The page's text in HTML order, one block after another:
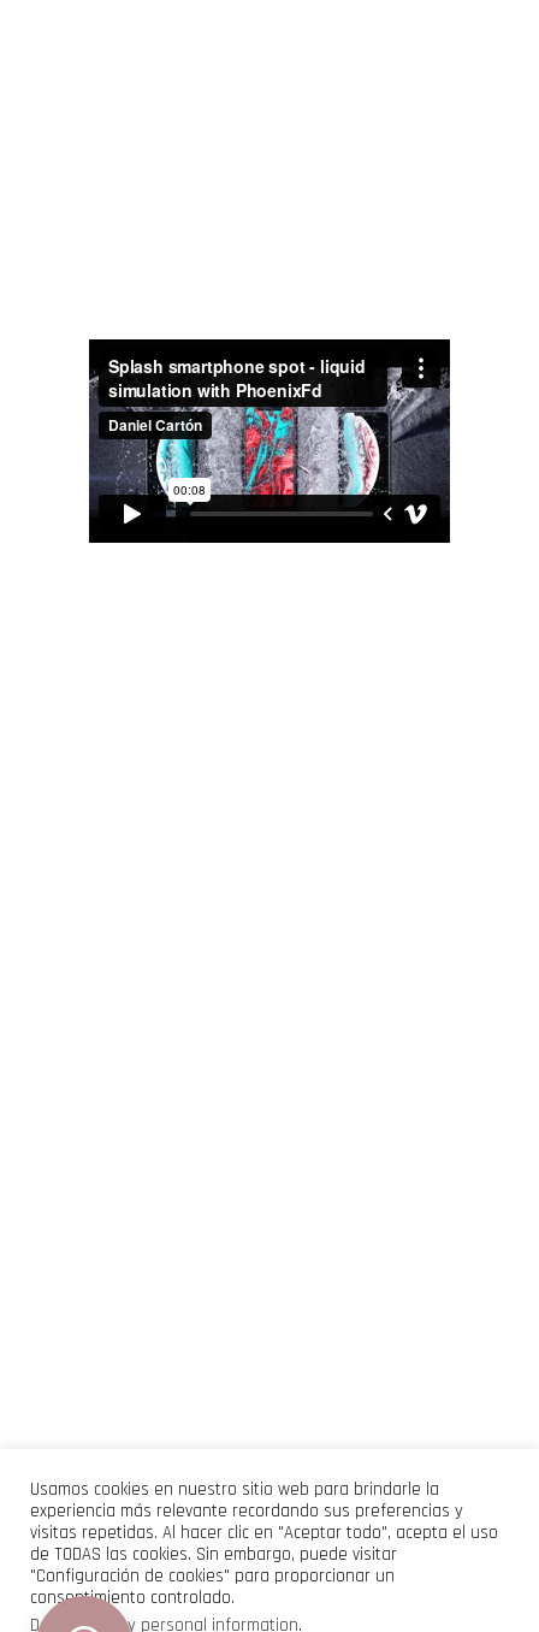
Usamos cookies en nuestro sitio web para brindarle la
experiencia más relevante recordando sus preferencias y
visitas repetidas. Al hacer clic en "Aceptar todo", acepta el uso
de TODAS las cookies. Sin embargo, puede visitar
"Configuración de cookies" para proporcionar un
consentimiento controlado.
Do not sell my personal information.